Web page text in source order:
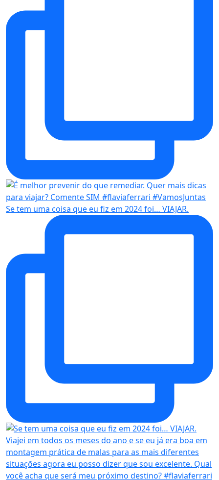
Se tem uma coisa que eu fiz em 2024 foi… VIAJAR.